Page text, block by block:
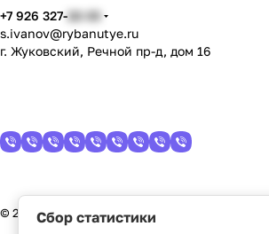
+7 926 327-22-33
s.ivanov@rybanutye.ru
г. Жуковский, Речной пр-д, дом 16
© 2026 Рыбанутые.РФ
Сбор статистики